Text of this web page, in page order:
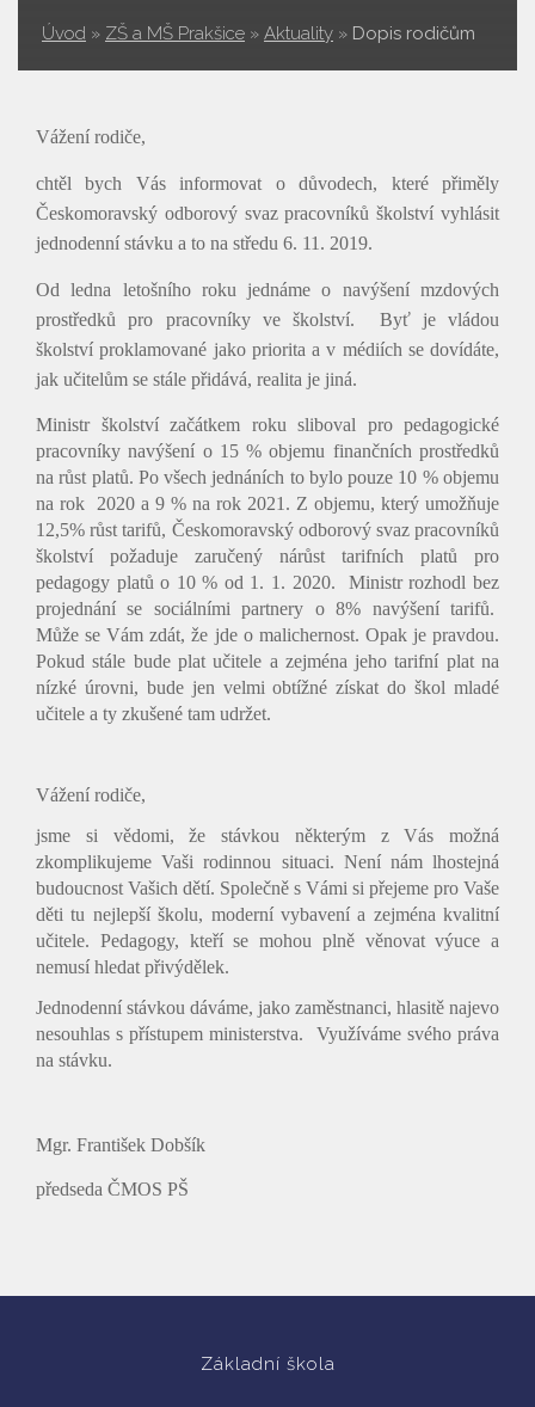
Úvod » ZŠ a MŠ Prakšice » Aktuality » Dopis rodičům
Vážení rodiče,
chtěl bych Vás informovat o důvodech, které přiměly
Českomoravský odborový svaz pracovníků školství vyhlásit
jednodenní stávku a to na středu 6. 11. 2019.
Od ledna letošního roku jednáme o navýšení mzdových
prostředků pro pracovníky ve školství. Byť je vládou
školství proklamované jako priorita a v médiích se dovídáte,
jak učitelům se stále přidává, realita je jiná.
Ministr školství začátkem roku sliboval pro pedagogické
pracovníky navýšení o 15 % objemu finančních prostředků
na růst platů. Po všech jednáních to bylo pouze 10 % objemu
na rok 2020 a 9 % na rok 2021. Z objemu, který umožňuje
12,5% růst tarifů, Českomoravský odborový svaz pracovníků
školství požaduje zaručený nárůst tarifních platů pro
pedagogy platů o 10 % od 1. 1. 2020. Ministr rozhodl bez
projednání se sociálními partnery o 8% navýšení tarifů.
Může se Vám zdát, že jde o malichernost. Opak je pravdou.
Pokud stále bude plat učitele a zejména jeho tarifní plat na
nízké úrovni, bude jen velmi obtížné získat do škol mladé
učitele a ty zkušené tam udržet.
Vážení rodiče,
jsme si vědomi, že stávkou některým z Vás možná
zkomplikujeme Vaši rodinnou situaci. Není nám lhostejná
budoucnost Vašich dětí. Společně s Vámi si přejeme pro Vaše
děti tu nejlepší školu, moderní vybavení a zejména kvalitní
učitele. Pedagogy, kteří se mohou plně věnovat výuce a
nemusí hledat přivýdělek.
Jednodenní stávkou dáváme, jako zaměstnanci, hlasitě najevo
nesouhlas s přístupem ministerstva. Využíváme svého práva
na stávku.
Mgr. František Dobšík
předseda ČMOS PŠ
Základní škola